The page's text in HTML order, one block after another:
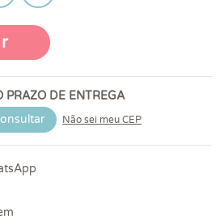
PRAZO DE ENTREGA
Não sei meu CEP